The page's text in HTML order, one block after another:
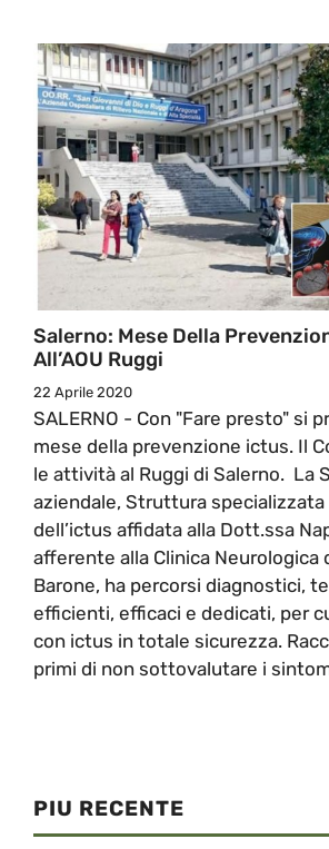
Salerno: Mese Della
All’AOU Ruggi
22 Aprile 2020
SALERNO - Con "Fare presto" si
mese della prevenzione ictus. Il
le attività al Ruggi di Salerno. La
aziendale, Struttura specializzata
dell’ictus affidata alla Dott.ssa
afferente alla Clinica Neurologica
Barone, ha percorsi diagnostici,
efficienti, efficaci e dedicati, per
con ictus in totale sicurezza.
primi di non sottovalutare i
PIU RECENTE